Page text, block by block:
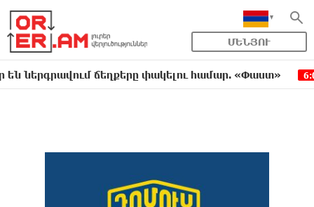
ՄԵՆՅՈՒ
ճեղքերը փակելու համար. «Փաստ» 6:01